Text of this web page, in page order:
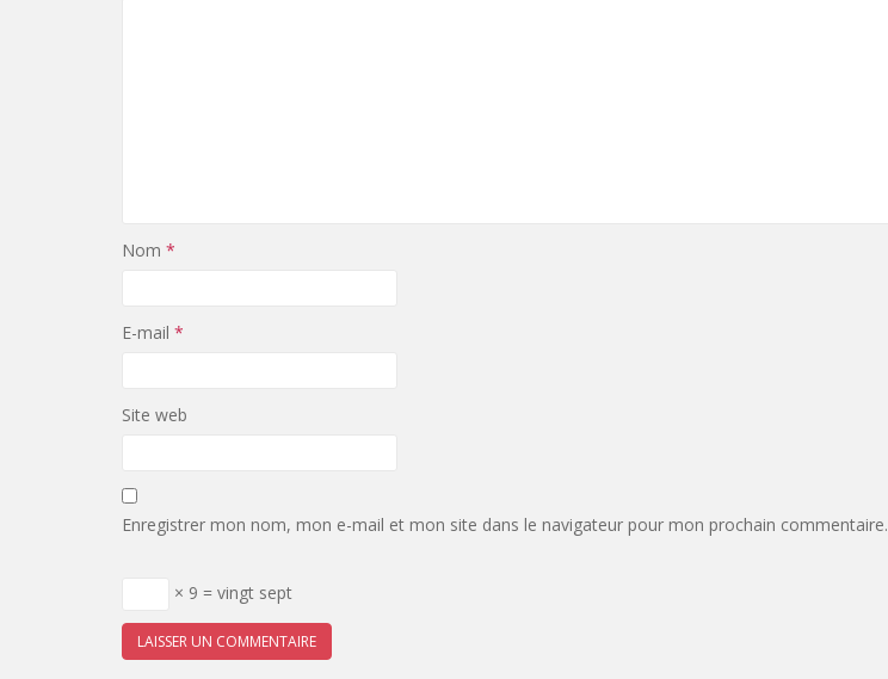
Nom *
E-mail *
Site web
Enregistrer mon nom, mon e-mail et mon site dans le navigateur pour mon prochain commentaire.
× 9 = vingt sept